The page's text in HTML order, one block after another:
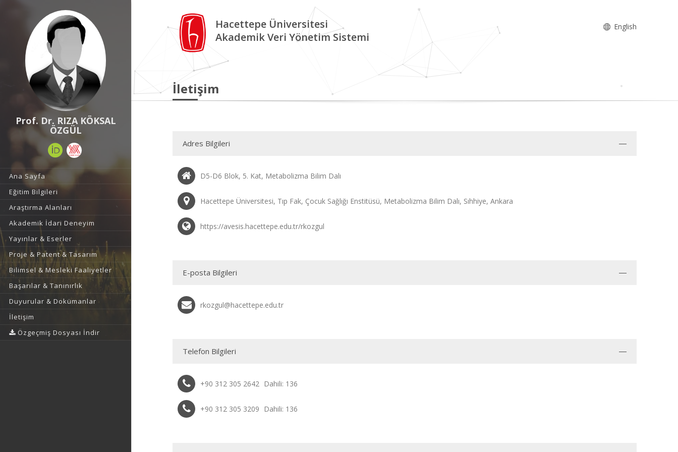
Prof. Dr. RIZA KÖKSAL
ÖZGÜL
Ana Sayfa
Eğitim Bilgileri
Araştırma Alanları
Akademik İdari Deneyim
Yayınlar & Eserler
Proje & Patent & Tasarım
Bilimsel & Mesleki Faaliyetler
Başarılar & Tanınırlık
Duyurular & Dokümanlar
İletişim
Özgeçmiş Dosyası İndir
Hacettepe Üniversitesi
Akademik Veri Yönetim Sistemi
English
İletişim
Adres Bilgileri
D5-D6 Blok, 5. Kat, Metabolizma Bilim Dalı
Hacettepe Üniversitesi, Tıp Fak, Çocuk Sağlığı Enstitüsü, Metabolizma Bilim Dalı, Sıhhiye, Ankara
https://avesis.hacettepe.edu.tr/rkozgul
E-posta Bilgileri
rkozgul@hacettepe.edu.tr
Telefon Bilgileri
+90 312 305 2642 Dahili: 136
+90 312 305 3209 Dahili: 136